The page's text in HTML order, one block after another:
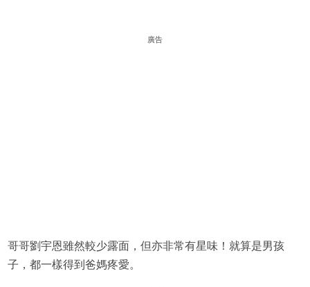
廣告
哥哥劉宇恩雖然較少露面，但亦非常有星味！就算是男孩
子，都一樣得到爸媽疼愛。